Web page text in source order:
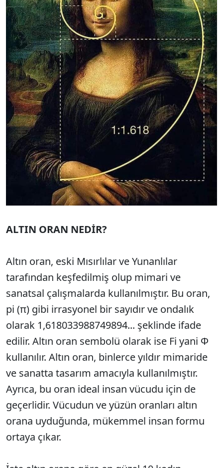
ALTIN ORAN NEDİR?
Altın oran, eski Mısırlılar ve Yunanlılar
tarafından keşfedilmiş olup mimari ve
sanatsal çalışmalarda kullanılmıştır. Bu oran,
pi (π) gibi irrasyonel bir sayıdır ve ondalık
olarak 1,618033988749894... şeklinde ifade
edilir. Altın oran sembolü olarak ise Fi yani Φ
kullanılır. Altın oran, binlerce yıldır mimaride
ve sanatta tasarım amacıyla kullanılmıştır.
Ayrıca, bu oran ideal insan vücudu için de
geçerlidir. Vücudun ve yüzün oranları altın
orana uyduğunda, mükemmel insan formu
ortaya çıkar.